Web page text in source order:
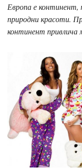
Европа е континент,
природни красоти.
континент